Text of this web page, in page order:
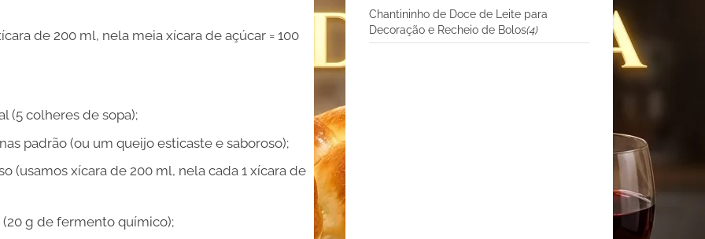
de 200 ml, nela meia xícara de açúcar = 100
(5 colheres de sopa);
padrão (ou um queijo esticaste e saboroso);
(usamos xícara de 200 ml, nela cada 1 xícara de
g de fermento químico);
Chantininho de Doce de Leite para
Decoração e Recheio de Bolos(4)